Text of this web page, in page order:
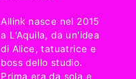
Allink nasce nel 2015
a L'Aquila, da un'idea
di Alice, tatuatrice e
boss dello studio.
Prima era da sola e